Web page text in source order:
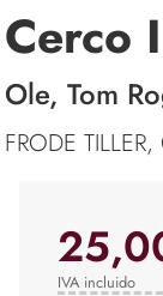
Cerco
Ole, Tom
FRODE
IVA incluido